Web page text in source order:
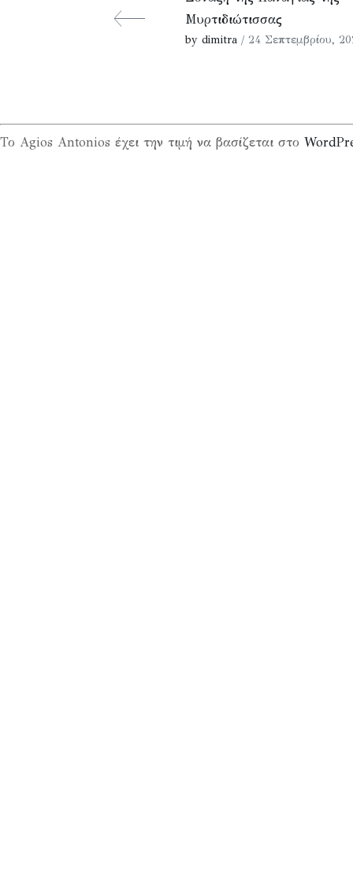
Μυρτιδιώτισσας
by dimitra / 24 Σεπτεμβρίου,
Το Agios Antonios έχει την τιμή να βασίζεται στο